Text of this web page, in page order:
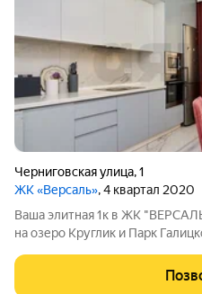
Черниговская улица,1
ЖК «Версаль», 4 квартал 2020
Ваша элитная 1к в ЖК
на озеро Круглик и Парк
класс за надежным
"Версаль расположена на